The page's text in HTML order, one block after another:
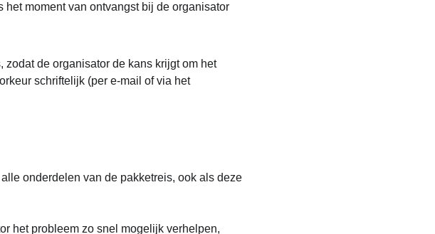
moment van ontvangst bij de organisator
de organisator de kans krijgt om het
schriftelijk (per e-mail of via het
onderdelen van de pakketreis, ook als deze
het probleem zo snel mogelijk verhelpen,